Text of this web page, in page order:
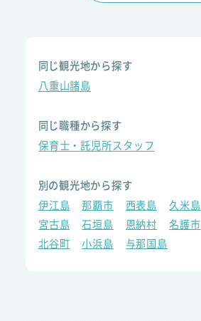
同じ観光地から探す
八重山諸島
同じ職種から探す
保育士・託児所スタッフ
別の観光地から探す
伊江島
那覇市 西表島 久米島
宮古島
石垣島 恩納村 名護市
北谷町
小浜島 与那国島